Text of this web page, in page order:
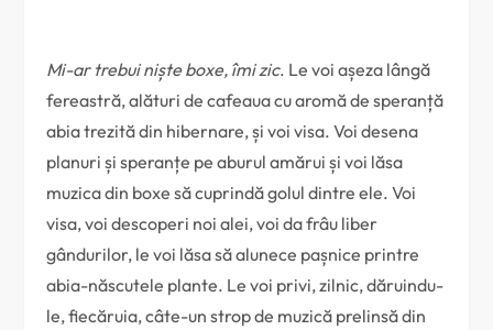
Mi-ar trebui niște boxe, îmi zic. Le voi așeza lângă
fereastră, alături de cafeaua cu aromă de speranță
abia trezită din hibernare, și voi visa. Voi desena
planuri și speranțe pe aburul amărui și voi lăsa
muzica din boxe să cuprindă golul dintre ele. Voi
visa, voi descoperi noi alei, voi da frâu liber
gândurilor, le voi lăsa să alunece pașnice printre
abia-născutele plante. Le voi privi, zilnic, dăruindu-
le, fiecăruia, câte-un strop de muzică prelinsă din